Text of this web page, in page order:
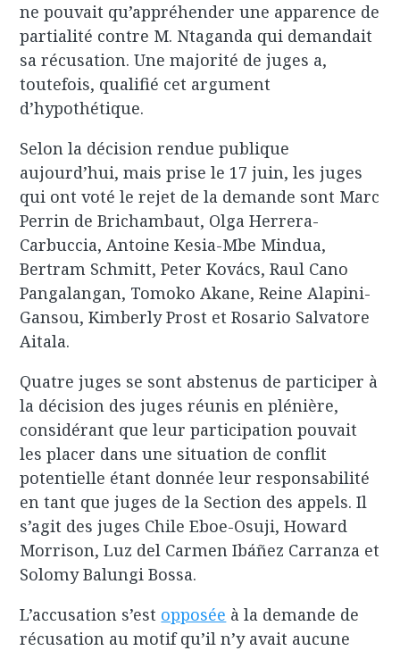
ne pouvait qu’appréhender une apparence de
partialité contre M. Ntaganda qui demandait
sa récusation. Une majorité de juges a,
toutefois, qualifié cet argument
d’hypothétique.
Selon la décision rendue publique
aujourd’hui, mais prise le 17 juin, les juges
qui ont voté le rejet de la demande sont Marc
Perrin de Brichambaut, Olga Herrera-
Carbuccia, Antoine Kesia-Mbe Mindua,
Bertram Schmitt, Peter Kovács, Raul Cano
Pangalangan, Tomoko Akane, Reine Alapini-
Gansou, Kimberly Prost et Rosario Salvatore
Aitala.
Quatre juges se sont abstenus de participer à
la décision des juges réunis en plénière,
considérant que leur participation pouvait
les placer dans une situation de conflit
potentielle étant donnée leur responsabilité
en tant que juges de la Section des appels. Il
s’agit des juges Chile Eboe-Osuji, Howard
Morrison, Luz del Carmen Ibáñez Carranza et
Solomy Balungi Bossa.
L’accusation s’est opposée à la demande de
récusation au motif qu’il n’y avait aucune